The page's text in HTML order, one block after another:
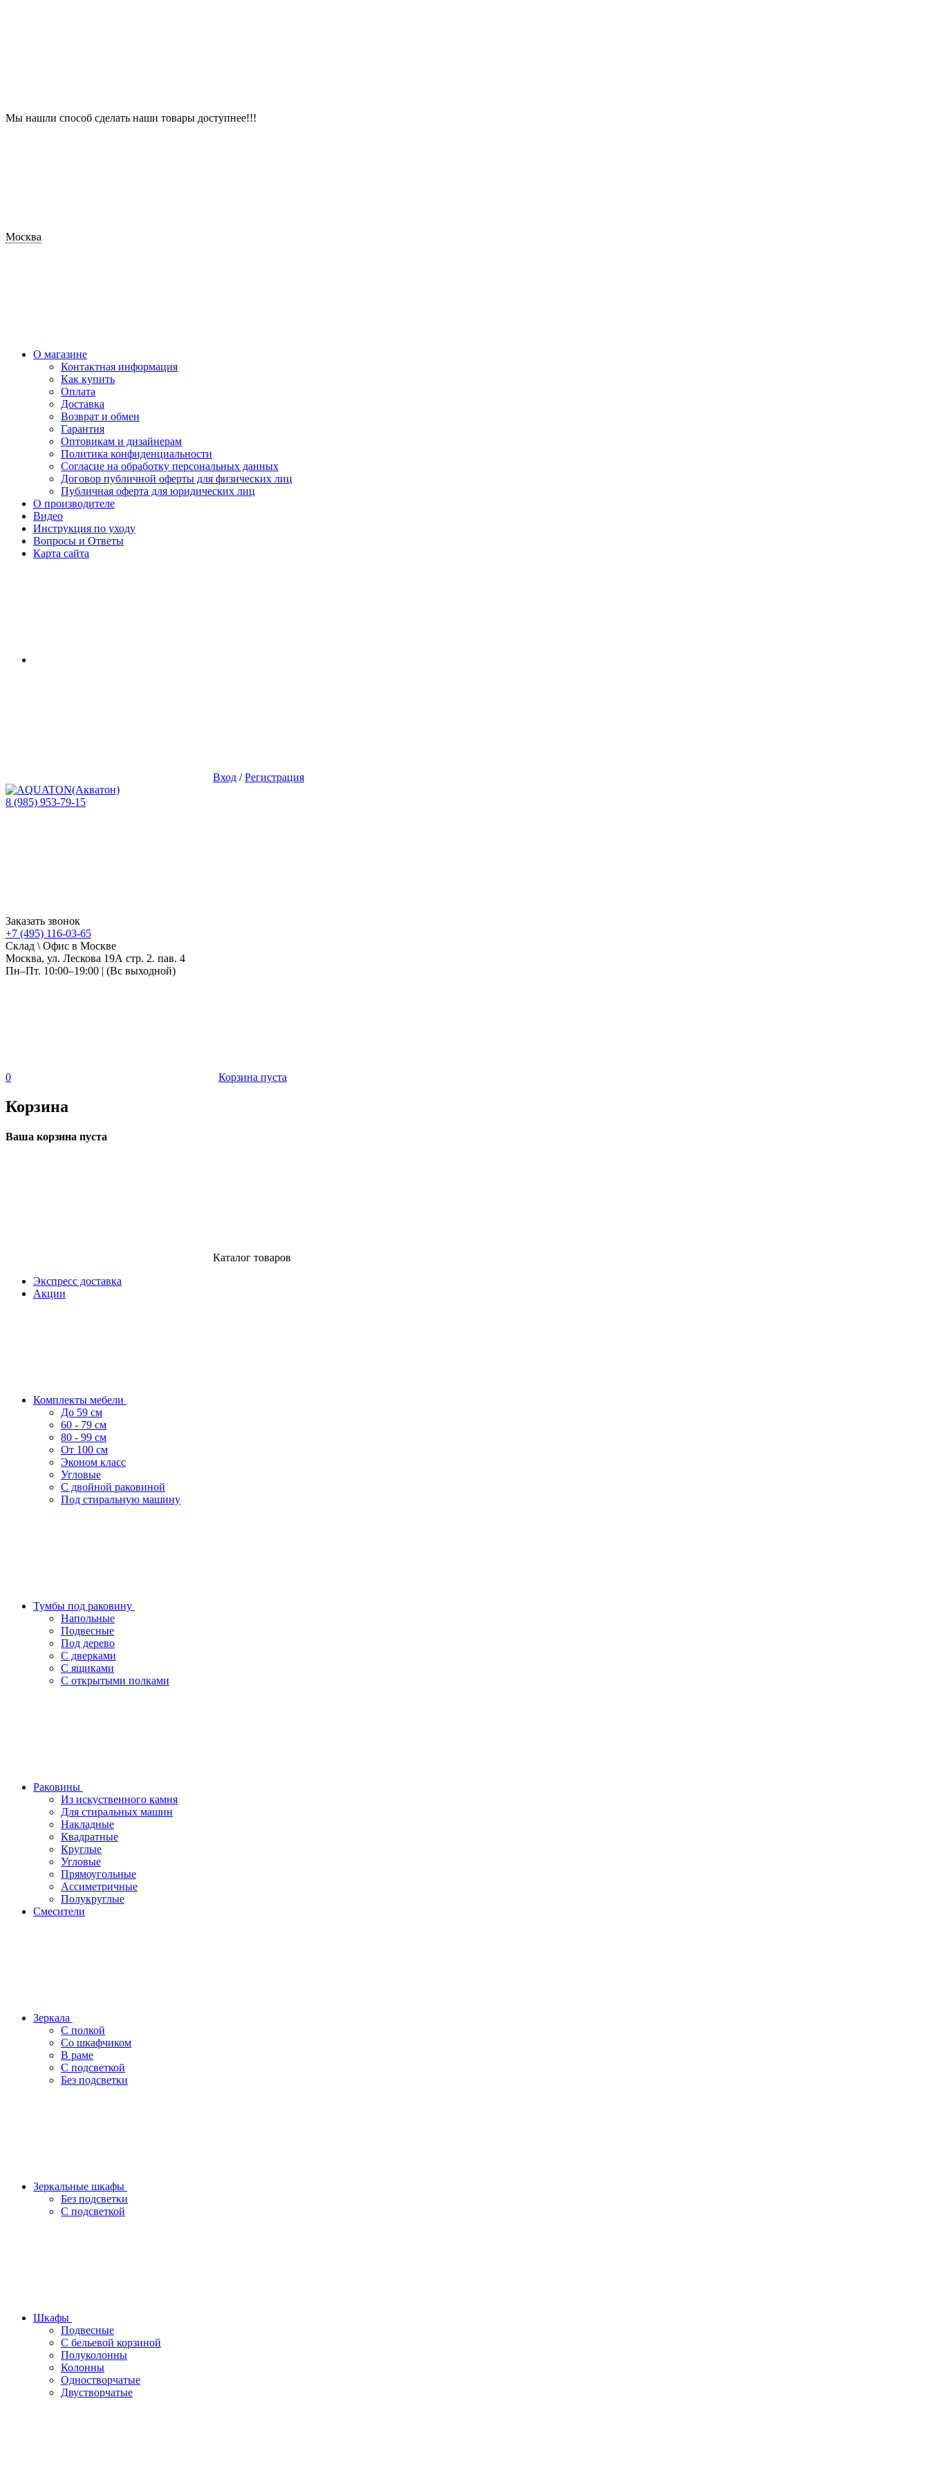
Мы нашли способ сделать наши товары доступнее!!!
Москва
О магазине
Контактная информация
Как купить
Оплата
Доставка
Возврат и обмен
Гарантия
Оптовикам и дизайнерам
Политика конфиденциальности
Согласие на обработку персональных данных
Договор публичной оферты для физических лиц
Публичная оферта для юридических лиц
О производителе
Видео
Инструкция по уходу
Вопросы и Ответы
Карта сайта
Вход /Регистрация
8 (985) 953-79-15
Заказать звонок
+7 (495) 116-03-65
Склад \ Офис в Москве
Москва, ул. Лескова 19А стр. 2. пав. 4
Пн–Пт. 10:00–19:00 | (Вс выходной)
0 Корзина пуста
Корзина
Ваша корзина пуста
Каталог товаров
Экспресс доставка
Акции
Комплекты мебели
До 59 см
60 - 79 см
80 - 99 см
От 100 см
Эконом класс
Угловые
С двойной раковиной
Под стиральную машину
Тумбы под раковину
Напольные
Подвесные
Под дерево
С дверками
С ящиками
С открытыми полками
Раковины
Из искуственного камня
Для стиральных машин
Накладные
Квадратные
Круглые
Угловые
Прямоугольные
Ассиметричные
Полукруглые
Смесители
Зеркала
С полкой
Со шкафчиком
В раме
С подсветкой
Без подсветки
Зеркальные шкафы
Без подсветки
С подсветкой
Шкафы
Подвесные
С бельевой корзиной
Полуколонны
Колонны
Одностворчатые
Двустворчатые